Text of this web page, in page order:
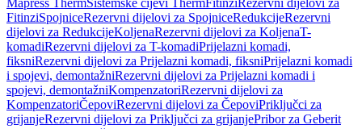
Mapress ThermSistemske cijevi ThermFitinziRezervni dijelovi za
FitinziSpojniceRezervni dijelovi za SpojniceRedukcijeRezervni
dijelovi za RedukcijeKoljenaRezervni dijelovi za KoljenaT-
komadiRezervni dijelovi za T-komadiPrijelazni komadi,
fiksniRezervni dijelovi za Prijelazni komadi, fiksniPrijelazni komadi
i spojevi, demontažniRezervni dijelovi za Prijelazni komadi i
spojevi, demontažniKompenzatoriRezervni dijelovi za
KompenzatoriČepoviRezervni dijelovi za ČepoviPriključci za
grijanjeRezervni dijelovi za Priključci za grijanjePribor za Geberit